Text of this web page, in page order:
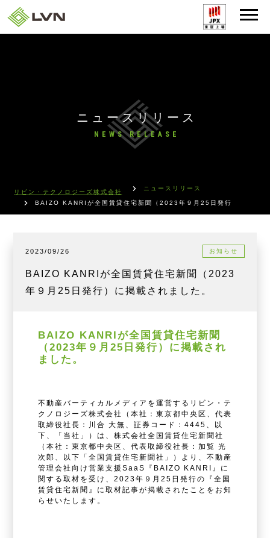
ニュースリリース
NEWS RELEASE
リビン・テクノロジーズ株式会社
ニュースリリース
BAIZO KANRIが全国賃貸住宅新聞（2023年９月25日発行）に掲載さ
BAIZO KANRIが全国賃貸住宅新聞（2023
年９月25日発行）に掲載されました。
2023/09/26 お知らせ
BAIZO KANRIが全国賃貸住宅新聞
（2023年９月25日発行）に掲載され
ました。
不動産バーティカルメディアを運営するリビン・テ
クノロジーズ株式会社（本社：東京都中央区、代表
取締役社長：川合 大無、証券コード：4445、以
下、「当社」）は、株式会社全国賃貸住宅新聞社
（本社：東京都中央区、代表取締役社長：加覧 光
次郎、以下「全国賃貸住宅新聞社」）より、不動産
管理会社向け営業支援SaaS『BAIZO KANRI』に
関する取材を受け、2023年９月25日発行の『全国
賃貸住宅新聞』に取材記事が掲載されたことをお知
らせいたします。